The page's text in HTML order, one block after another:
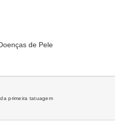
de Pele
primeira tatuagem